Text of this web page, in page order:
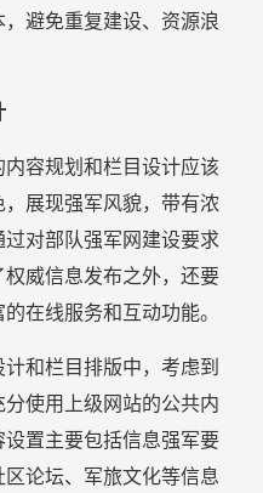
避免重复建设、资源浪
容规划和栏目设计应该
展现强军风貌，带有浓
对部队强军网建设要求
威信息发布之外，还要
在线服务和互动功能。
和栏目排版中，考虑到
使用上级网站的公共内
置主要包括信息强军要
论坛、军旅文化等信息